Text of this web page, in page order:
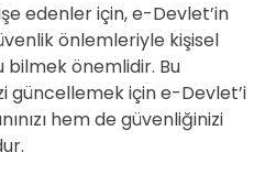
edenler için, e-Devlet’in
önlemleriyle kişisel
bilmek önemlidir. Bu
güncellemek için e-Devlet’i
hem de güvenliğinizi